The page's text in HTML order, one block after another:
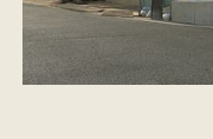
イベント情報